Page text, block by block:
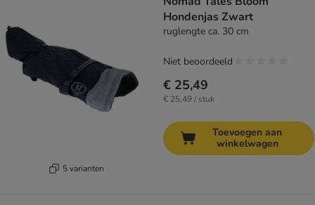
5 varianten
Hondenjas Zwart
ruglengte ca. 30 cm
€ 25,49
€ 25,49 / stuk
Niet beoordeeld
Toevoegen aan
winkelwagen